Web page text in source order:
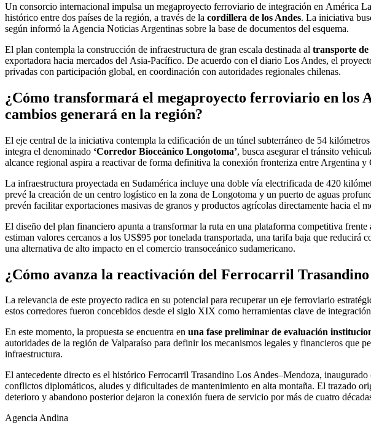
Un consorcio internacional impulsa un megaproyecto ferroviario de integración en América
histórico entre dos países de la región, a través de la cordillera de los Andes. La iniciativa
según informó la Agencia Noticias Argentinas sobre la base de documentos del esquema.
El plan contempla la construcción de infraestructura de gran escala destinada al transporte de
exportadora hacia mercados del Asia-Pacífico. De acuerdo con el diario Los Andes, el
privadas con participación global, en coordinación con autoridades regionales chilenas.
¿Cómo transformará el megaproyecto ferroviario en los
cambios generará en la región?
El eje central de la iniciativa contempla la edificación de un túnel subterráneo de 54
integra el denominado ‘Corredor Bioceánico Longotoma’, busca asegurar el tránsito
alcance regional aspira a reactivar de forma definitiva la conexión fronteriza entre Argentina y
La infraestructura proyectada en Sudamérica incluye una doble vía electrificada de 420
prevé la creación de un centro logístico en la zona de Longotoma y un puerto de aguas
prevén facilitar exportaciones masivas de granos y productos agrícolas directamente hacia el
El diseño del plan financiero apunta a transformar la ruta en una plataforma competitiva frente
estiman valores cercanos a los US$95 por tonelada transportada, una tarifa baja que
una alternativa de alto impacto en el comercio transoceánico sudamericano.
¿Cómo avanza la reactivación del Ferrocarril
La relevancia de este proyecto radica en su potencial para recuperar un eje ferroviario
estos corredores fueron concebidos desde el siglo XIX como herramientas clave de
En este momento, la propuesta se encuentra en una fase preliminar de evaluación
autoridades de la región de Valparaíso para definir los mecanismos legales y financieros que
infraestructura.
El antecedente directo es el histórico Ferrocarril Trasandino Los Andes–Mendoza,
conflictos diplomáticos, aludes y dificultades de mantenimiento en alta montaña. El trazado
deterioro y abandono posterior dejaron la conexión fuera de servicio por más de cuatro
Agencia Andina